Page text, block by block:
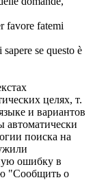
favore fatemi
sapere se questo è
целях, т.
и вариантов
автоматически
поиска на
ошибку в
"Сообщить о